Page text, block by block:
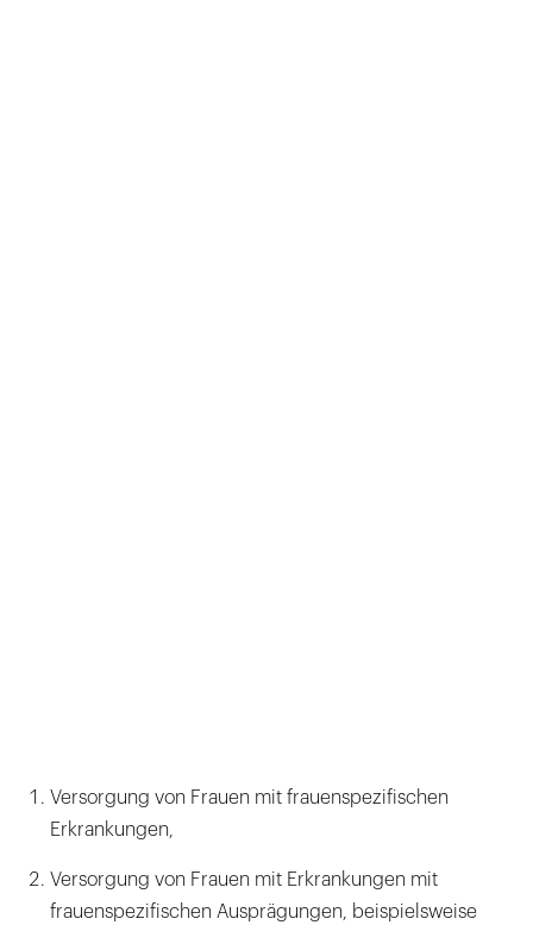
Versorgung von Frauen mit frauenspezifischen
Erkrankungen,
Versorgung von Frauen mit Erkrankungen mit
frauenspezifischen Ausprägungen, beispielsweise